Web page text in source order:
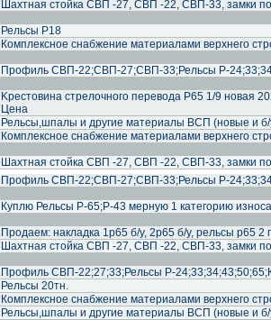
Шахтная стойка СВП -27, СВП -22, СВП-33, замки
Рельсы Р18
Комплексное снабжение материалами верхнего
Профиль СВП-22;СВП-27;СВП-33;Рельсы Р-
Kpecтoвинa cтpeлoчнoгo пepeвoдa P65 1/9 новая
Цена
Рельсы,шпалы и другие материалы ВСП (новые и б/
Комплексное снабжение материалами верхнего
Шахтная стойка СВП -27, СВП -22, СВП-33, замки
Профиль СВП-22;СВП-27;СВП-33;Рельсы Р-
Куплю Рельсы Р-65;Р-43 мерную 1 категорию
Продаем: накладка 1р65 б/у, 2р65 б/у, рельсы р65 2
Шахтная стойка СВП -27, СВП -22, СВП-33, замки
Профиль СВП-22;27;33;Рельсы Р-
Рельсы 20тн.
Комплексное снабжение материалами верхнего
Рельсы,шпалы и другие материалы ВСП (новые и б/